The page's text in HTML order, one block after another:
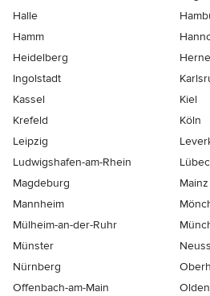
Halle
Hamm
Heidelberg
Herne
Ingolstadt
Kassel
Kiel
Krefeld
Köln
Leipzig
Ludwigshafen-am-Rhein
Magdeburg
Mainz
Mannheim
Mülheim-an-der-Ruhr
Münster
Neuss
Nürnberg
Offenbach-am-Main